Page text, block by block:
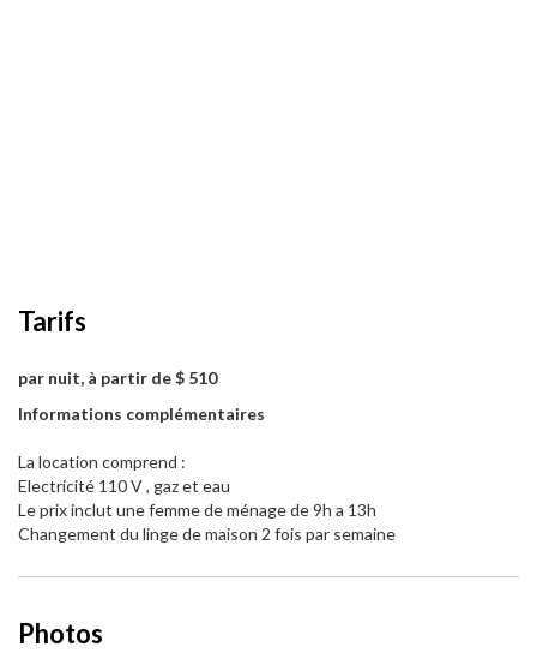
Tarifs
par nuit, à partir de $ 510
Informations complémentaires
La location comprend :
Electricité 110 V , gaz et eau
Le prix inclut une femme de ménage de 9h a 13h
Changement du linge de maison 2 fois par semaine
Photos